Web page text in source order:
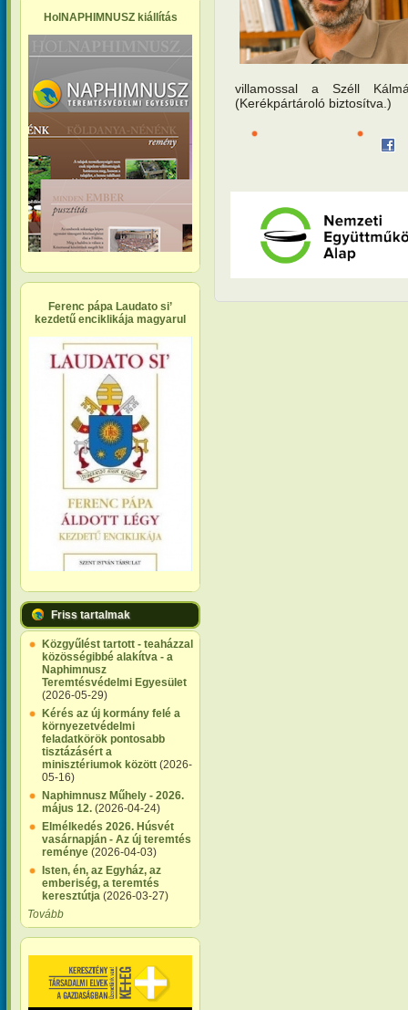
HolNAPHIMNUSZ kiállítás
Ferenc pápa Laudato si’
kezdetű enciklikája magyarul
Friss tartalmak
Közgyűlést tartott - teaházzal
közösségibbé alakítva - a
Naphimnusz
Teremtésvédelmi Egyesület
(2026-05-29)
Kérés az új kormány felé a
környezetvédelmi
feladatkörök pontosabb
tisztázásért a
minisztériumok között (2026-
05-16)
Naphimnusz Műhely - 2026.
május 12. (2026-04-24)
Elmélkedés 2026. Húsvét
vasárnapján - Az új teremtés
reménye (2026-04-03)
Isten, én, az Egyház, az
emberiség, a teremtés
keresztútja (2026-03-27)
Tovább
villamossal a Széll
(Kerékpártároló biztosítva.)